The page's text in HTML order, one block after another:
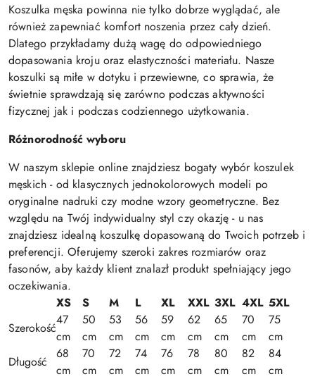
Koszulka męska powinna nie tylko dobrze wyglądać, ale
również zapewniać komfort noszenia przez cały dzień.
Dlatego przykładamy dużą wagę do odpowiedniego
dopasowania kroju oraz elastyczności materiału. Nasze
koszulki są miłe w dotyku i przewiewne, co sprawia, że
świetnie sprawdzają się zarówno podczas aktywności
fizycznej jak i podczas codziennego użytkowania.
Różnorodność wyboru
W naszym sklepie online znajdziesz bogaty wybór koszulek
męskich - od klasycznych jednokolorowych modeli po
oryginalne nadruki czy modne wzory geometryczne. Bez
względu na Twój indywidualny styl czy okazję - u nas
znajdziesz idealną koszulkę dopasowaną do Twoich potrzeb i
preferencji. Oferujemy szeroki zakres rozmiarów oraz
fasonów, aby każdy klient znalazł produkt spełniający jego
oczekiwania.
XS
S M L XL XXL 3XL 4XL 5XL
Szerokość
47
cm
50
cm
53
cm
56
cm
59
cm
62
cm
65
cm
70
cm
75
cm
Długość
68
cm
70
cm
72
cm
74
cm
76
cm
78
cm
80
cm
82
cm
84
cm